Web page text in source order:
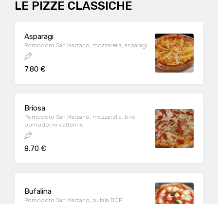
LE PIZZE CLASSICHE
Asparagi
Pomodoro San Marzano, mozzarella, asparagi
7.80 €
Briosa
Pomodoro San Marzano, mozzarella, brie,
pomodorini datterino
8.70 €
Bufalina
Pomodoro San Marzano, bufala DOP